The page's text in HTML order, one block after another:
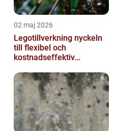
02 maj 2026
Legotillverkning nyckeln
till flexibel och
kostnadseffektiv